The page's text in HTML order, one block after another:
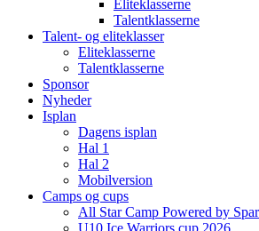
Eliteklasserne
Talentklasserne
Talent- og eliteklasser
Eliteklasserne
Talentklasserne
Sponsor
Nyheder
Isplan
Dagens isplan
Hal 1
Hal 2
Mobilversion
Camps og cups
All Star Camp Powered by
U10 Ice Warriors cup 2026